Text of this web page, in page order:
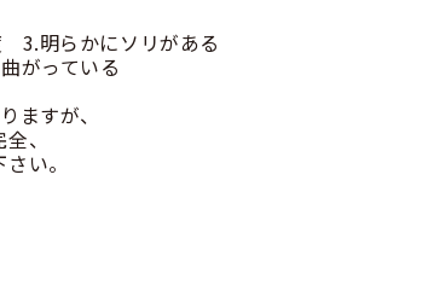
明らかにソリがある
がっている
ますが、
、
い。